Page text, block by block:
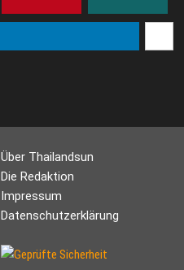
Über Thailandsun
Die Redaktion
Impressum
Datenschutzerklärung